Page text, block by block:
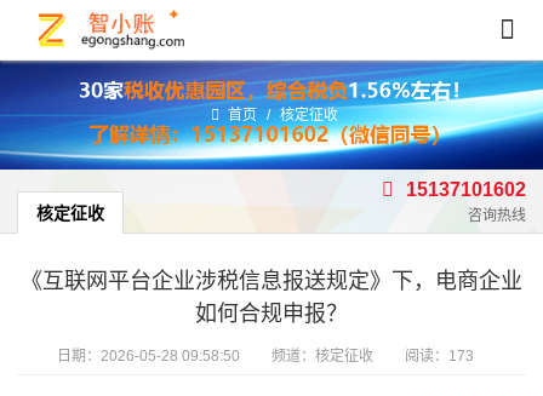
首页 / 核定征收
核定征收
15137101602
咨询热线
《互联网平台企业涉税信息报送规定》下，电商企业
如何合规申报？
日期： 2026-05-28 09:58:50 频道： 核定征收 阅读：173